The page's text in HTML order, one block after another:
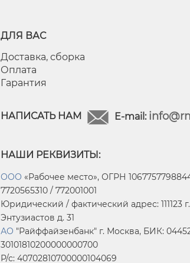
ДЛЯ ВАС
Доставка, сборка
Оплата
Гарантия
НАПИСАТЬ НАМ E-mail:
НАШИ РЕКВИЗИТЫ:
ООО «Рабочее место», ОГРН
7720565310 / 772001001
Юридический / фактический адрес: 111123
Энтузиастов д. 31
АО "Райффайзенбанк" г. Москва, БИК:
30101810200000000700
Р/с: 40702810700000104069